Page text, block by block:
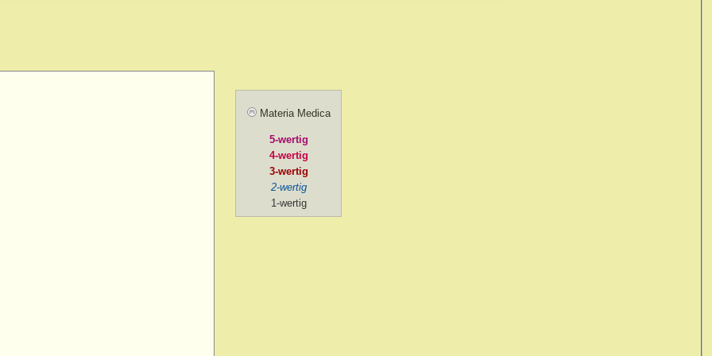
forenoon
Materia Medica
5-wertig
4-wertig
3-wertig
2-wertig
1-wertig